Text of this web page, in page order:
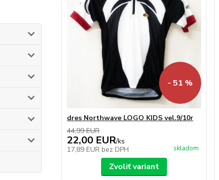
- 51 %
dres Northwave LOGO KIDS vel.9/10r
44,99 EUR
22,00 EUR/ks
17,89 EUR bez DPH skladom
Zvoliť variant